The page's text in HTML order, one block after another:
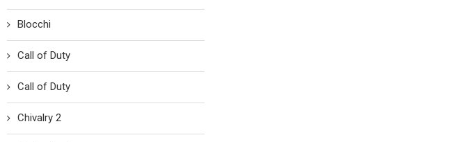
Blocchi
Call of Duty
Call of Duty
Chivalry 2